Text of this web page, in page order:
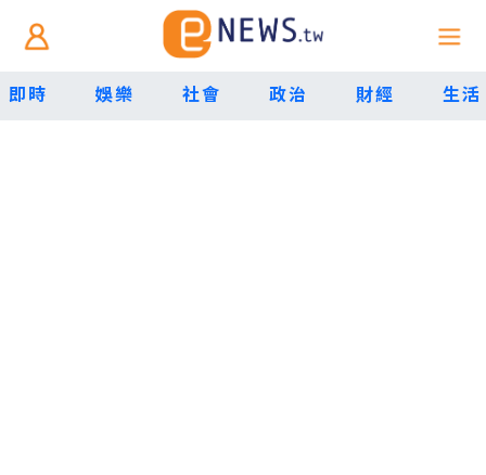
即時 娛樂 社會 政治 財經 生活